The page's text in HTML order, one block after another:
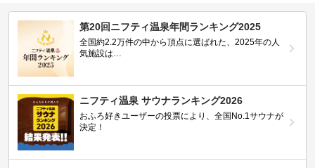
第20回ニフティ温泉年間ランキング2025
全国約2.2万件の中から頂点に選ばれた、2025年の人
気施設は…
ニフティ温泉 サウナランキング2026
おふろ好きユーザーの投票により、全国No.1サウナが
決定！